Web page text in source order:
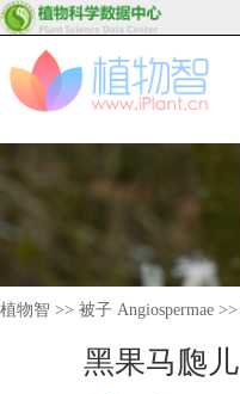
植物智 >> 被子 Angiospermae >>
黑果马瓟儿